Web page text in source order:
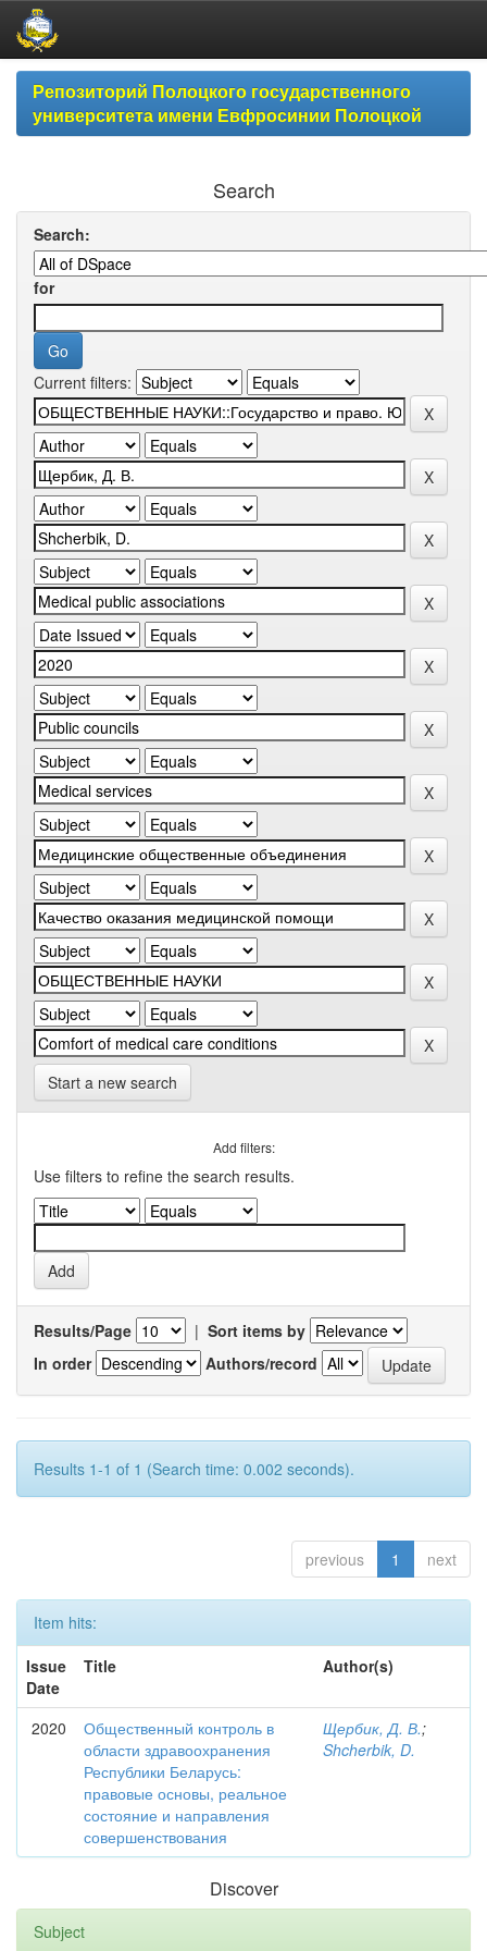
Skip
navigationРепозиторий Полоцкого государственного
университета имени Евфросинии Полоцкой
Search
Search:
for
Current filters:
Start a new search
Add filters:
Use filters to refine the search results.
Results/Page | Sort items by
In order
Authors/record
Results 1-1 of 1 (Search time: 0.002 seconds).
previous 1 next
Item hits:
Issue
Date
Title Author(s)
2020
Общественный контроль в
области здравоохранения
Республики Беларусь:
правовые основы, реальное
состояние и направления
совершенствования
Щербик, Д. В.;
Shcherbik, D.
Discover
Subject